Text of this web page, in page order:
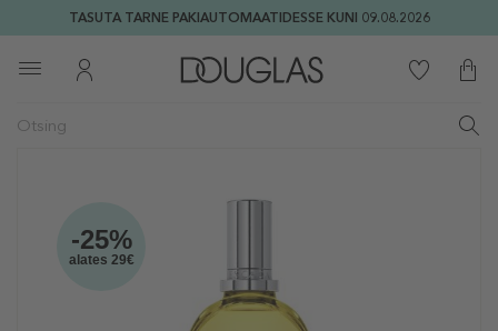
TASUTA TARNE PAKIAUTOMAATIDESSE KUNI 09.08.2026
-25%
alates 29€